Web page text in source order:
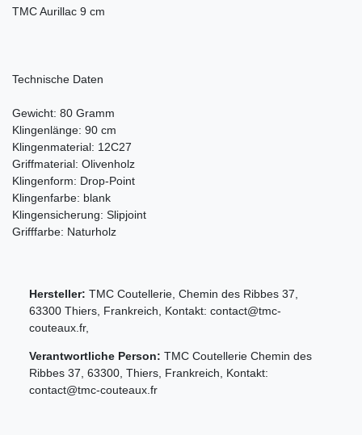
TMC Aurillac 9 cm
Technische Daten
Gewicht: 80 Gramm
Klingenlänge: 90 cm
Klingenmaterial: 12C27
Griffmaterial: Olivenholz
Klingenform: Drop-Point
Klingenfarbe: blank
Klingensicherung: Slipjoint
Grifffarbe: Naturholz
Hersteller: TMC Coutellerie Chemin des Ribbes 37
63300 Thiers Frankreich , Kontakt: contact@tmc-
couteaux.fr,
Verantwortliche Person: TMC Coutellerie Chemin des
Ribbes 37 63300 Thiers Frankreich , Kontakt:
contact@tmc-couteaux.fr